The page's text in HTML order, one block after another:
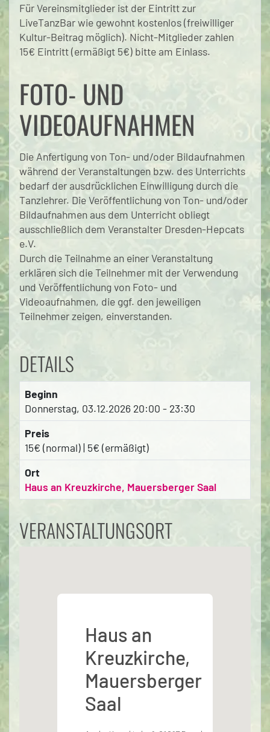
Für Vereinsmitglieder ist der Eintritt zur
LiveTanzBar wie gewohnt kostenlos (freiwilliger
Kultur-Beitrag möglich). Nicht-Mitglieder zahlen
15€ Eintritt (ermäßigt 5€) bitte am Einlass.
FOTO- UND
VIDEOAUFNAHMEN
Die Anfertigung von Ton- und/oder Bildaufnahmen
während der Veranstaltungen bzw. des Unterrichts
bedarf der ausdrücklichen Einwilligung durch die
Tanzlehrer. Die Veröffentlichung von Ton- und/oder
Bildaufnahmen aus dem Unterricht obliegt
ausschließlich dem Veranstalter Dresden-Hepcats
e.V.
Durch die Teilnahme an einer Veranstaltung
erklären sich die Teilnehmer mit der Verwendung
und Veröffentlichung von Foto- und
Videoaufnahmen, die ggf. den jeweiligen
Teilnehmer zeigen, einverstanden.
DETAILS
Beginn
Donnerstag, 03.12.2026 20:00 - 23:30
Preis
15€ (normal) | 5€ (ermäßigt)
Ort
Haus an Kreuzkirche, Mauersberger Saal
VERANSTALTUNGSORT
Haus an
Kreuzkirche,
Mauersberger
Saal